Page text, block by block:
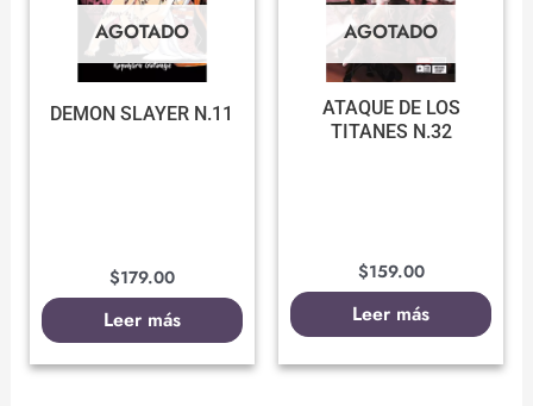
AGOTADO
DEMON SLAYER N.11
$179.00
Leer más
AGOTADO
ATAQUE DE LOS
TITANES N.32
$159.00
Leer más